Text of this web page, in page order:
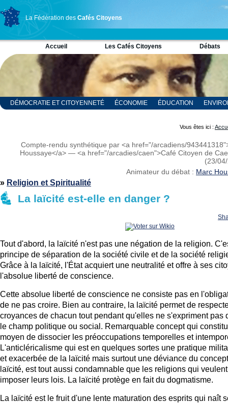
La Fédération des Cafés Citoyens
Accueil Les Cafés Citoyens Débats
DÉMOCRATIE ET CITOYENNETÉ ÉCONOMIE ÉDUCATION
Vous êtes ici :
Compte-rendu synthétique par <a href="/arcadiens/
Houssaye</a> — <a href="/arcadies/caen">Café Citoyen de
(23/
Animateur du débat : Marc
» Religion et Spiritualité
La laïcité est-elle en danger ?
Tout d'abord, la laïcité n'est pas une négation de la religion.
principe de séparation de la société civile et de la société
Grâce à la laïcité, l'État acquiert une neutralité et offre à ses
l'absolue liberté de conscience.
Cette absolue liberté de conscience ne consiste pas en
de ne pas croire. Bien au contraire, la laïcité permet de
croyances de chacun tout pendant qu'elles ne s'expriment pas
le champ politique ou social. Remarquable concept qui
moyen de dissocier les préoccupations temporelles et
L'anticléricalisme qui est en quelques sortes une pratique
et exacerbée de la laïcité mais surtout une déviance du
laïcité, est tout aussi condamnable que les religions qui veulent
imposer leurs lois. La laïcité protège en fait du dogmatisme.
La laïcité est le fruit d'une lente maturation des esprits qui naît